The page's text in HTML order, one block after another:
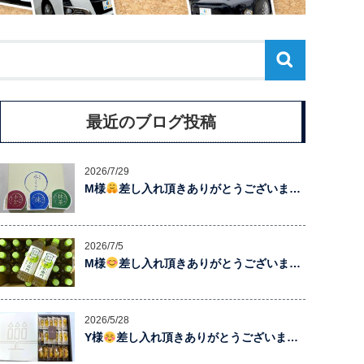
最近のブログ投稿
2026/7/29
M様 差し入れ頂きありがとうございま…
2026/7/5
M様 差し入れ頂きありがとうございま…
2026/5/28
Y様 差し入れ頂きありがとうございま…